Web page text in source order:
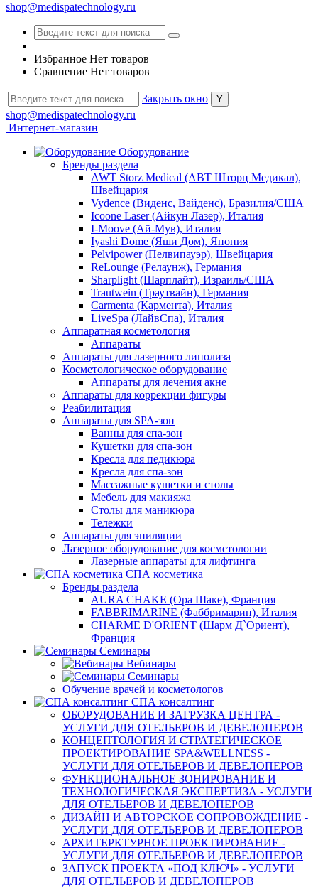
shop@medispatechnology.ru
Избранное Нет товаров
Сравнение Нет товаров
Закрыть окно
shop@medispatechnology.ru
Интернет-магазин
Оборудование
Бренды раздела
AWT Storz Medical (АВТ Шторц Медикал),
Швейцария
Vydence (Виденс, Вайденс), Бразилия/США
Icoone Laser (Айкун Лазер), Италия
I-Moove (Ай-Мув), Италия
Iyashi Dome (Яши Дом), Япония
Pelvipower (Пелвипауэр), Швейцария
ReLounge (Релаунж), Германия
Sharplight (Шарплайт), Израиль/США
Trautwein (Траутвайн), Германия
Carmenta (Кармента), Италия
LiveSpa (ЛайвСпа), Италия
Аппаратная косметология
Аппараты
Аппараты для лазерного липолиза
Косметологическое оборудование
Аппараты для лечения акне
Аппараты для коррекции фигуры
Реабилитация
Аппараты для SPA-зон
Ванны для спа-зон
Кушетки для спа-зон
Кресла для педикюра
Кресла для спа-зон
Массажные кушетки и столы
Мебель для макияжа
Столы для маникюра
Тележки
Аппараты для эпиляции
Лазерное оборудование для косметологии
Лазерные аппараты для лифтинга
СПА косметика
Бренды раздела
AURA CHAKE (Ора Шаке), Франция
FABBRIMARINE (Фаббримарин), Италия
CHARME D'ORIENT (Шарм Д`Ориент),
Франция
Семинары
Вебинары
Семинары
Обучение врачей и косметологов
СПА консалтинг
ОБОРУДОВАНИЕ И ЗАГРУЗКА ЦЕНТРА -
УСЛУГИ ДЛЯ ОТЕЛЬЕРОВ И ДЕВЕЛОПЕРОВ
КОНЦЕПТОЛОГИЯ И СТРАТЕГИЧЕСКОЕ
ПРОЕКТИРОВАНИЕ SPA&WELLNESS -
УСЛУГИ ДЛЯ ОТЕЛЬЕРОВ И ДЕВЕЛОПЕРОВ
ФУНКЦИОНАЛЬНОЕ ЗОНИРОВАНИЕ И
ТЕХНОЛОГИЧЕСКАЯ ЭКСПЕРТИЗА - УСЛУГИ
ДЛЯ ОТЕЛЬЕРОВ И ДЕВЕЛОПЕРОВ
ДИЗАЙН И АВТОРСКОЕ СОПРОВОЖДЕНИЕ -
УСЛУГИ ДЛЯ ОТЕЛЬЕРОВ И ДЕВЕЛОПЕРОВ
АРХИТЕРКТУРНОЕ ПРОЕКТИРОВАНИЕ -
УСЛУГИ ДЛЯ ОТЕЛЬЕРОВ И ДЕВЕЛОПЕРОВ
ЗАПУСК ПРОЕКТА «ПОД КЛЮЧ» - УСЛУГИ
ДЛЯ ОТЕЛЬЕРОВ И ДЕВЕЛОПЕРОВ